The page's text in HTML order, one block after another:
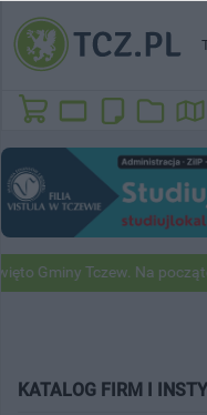
Gminy Tczew. Na
KATALOG FIRM I